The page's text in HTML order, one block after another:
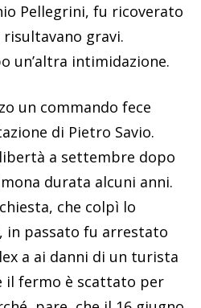
Pellegrini, fu ricoverato
gravi.
un’altra intimidazione.
un commando fece
di Pietro Savio.
a settembre dopo
durata alcuni anni.
che colpì lo
in passato fu arrestato
a ai danni di un turista
il fermo è scattato per